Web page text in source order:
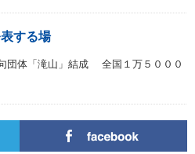
する場
団体「滝山」結成 全国１万５０００